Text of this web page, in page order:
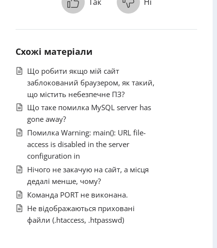
Схожі матеріали
Що робити якщо мій сайт
заблокований браузером, як такий,
що містить небезпечне ПЗ?
Що таке помилка MySQL server has
gone away?
Помилка Warning: main(): URL file-
access is disabled in the server
configuration in
Нічого не закачую на сайт, а місця
дедалі менше, чому?
Команда PORT не виконана.
Не відображаються приховані
файли (.htaccess, .htpasswd)